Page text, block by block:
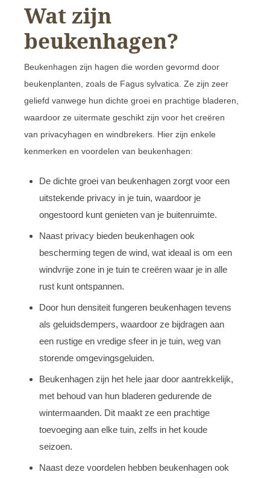
Wat zijn
beukenhagen?
Beukenhagen zijn hagen die worden gevormd door
beukenplanten, zoals de Fagus sylvatica. Ze zijn zeer
geliefd vanwege hun dichte groei en prachtige bladeren,
waardoor ze uitermate geschikt zijn voor het creëren
van privacyhagen en windbrekers. Hier zijn enkele
kenmerken en voordelen van beukenhagen:
De dichte groei van beukenhagen zorgt voor een
uitstekende privacy in je tuin, waardoor je
ongestoord kunt genieten van je buitenruimte.
Naast privacy bieden beukenhagen ook
bescherming tegen de wind, wat ideaal is om een
windvrije zone in je tuin te creëren waar je in alle
rust kunt ontspannen.
Door hun densiteit fungeren beukenhagen tevens
als geluidsdempers, waardoor ze bijdragen aan
een rustige en vredige sfeer in je tuin, weg van
storende omgevingsgeluiden.
Beukenhagen zijn het hele jaar door aantrekkelijk,
met behoud van hun bladeren gedurende de
wintermaanden. Dit maakt ze een prachtige
toevoeging aan elke tuin, zelfs in het koude
seizoen.
Naast deze voordelen hebben beukenhagen ook